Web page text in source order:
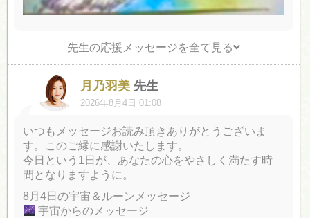
先生の応援メッセージを全て見る
月乃羽美 先生
2026年8月4日 01:08
いつもメッセージお読み頂きありがとうございま
す。このご縁に感謝いたします。
今日という1日が、あなたの心をやさしく満たす時
間となりますように。
8月4日の宇宙＆ルーンメッセージ
宇宙からのメッセージ